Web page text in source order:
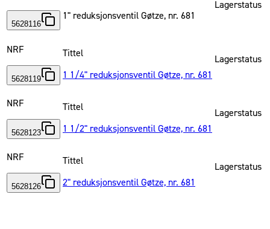
5628116
1" reduksjonsventil Gøtze, nr. 681
Lagerstatus
NRF
5628119
Tittel
1 1/4" reduksjonsventil Gøtze, nr. 681
Lagerstatus
NRF
5628123
Tittel
1 1/2" reduksjonsventil Gøtze, nr. 681
Lagerstatus
NRF
5628126
Tittel
2" reduksjonsventil Gøtze, nr. 681
Lagerstatus